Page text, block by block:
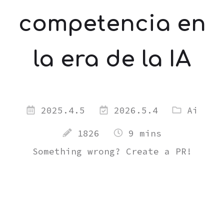
competencia en
la era de la IA
2025.4.5 2026.5.4 Ai
1826
9 mins
Something wrong? Create a PR!